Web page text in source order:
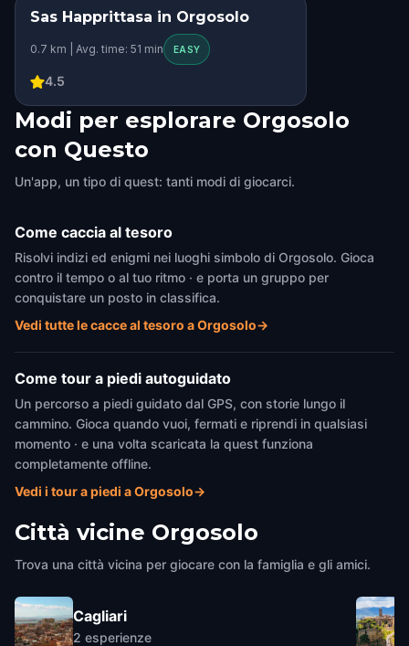
STEP INTO THE STORY
HIDDEN HISTORY
Sas Happrittasa in Orgosolo
0.7 km | Avg. time: 51 min EASY
4.5
Modi per esplorare Orgosolo
con Questo
Un'app, un tipo di quest: tanti modi di giocarci.
Come caccia al tesoro
Risolvi indizi ed enigmi nei luoghi simbolo di Orgosolo. Gioca
contro il tempo o al tuo ritmo · e porta un gruppo per
conquistare un posto in classifica.
Vedi tutte le cacce al tesoro a Orgosolo→
Come tour a piedi autoguidato
Un percorso a piedi guidato dal GPS, con storie lungo il
cammino. Gioca quando vuoi, fermati e riprendi in qualsiasi
momento · e una volta scaricata la quest funziona
completamente offline.
Vedi i tour a piedi a Orgosolo→
Città vicine Orgosolo
Trova una città vicina per giocare con la famiglia e gli amici.
Cagliari
2 esperienze